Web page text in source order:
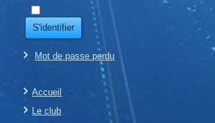
S'identifier
Mot de passe perdu
Accueil
Le club